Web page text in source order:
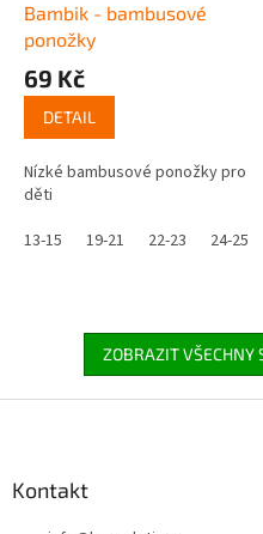
Bambik - bambusové
ponožky
69 Kč
DETAIL
Nízké bambusové ponožky pro
děti
13-15
19-21 22-23 24-25
ZOBRAZIT VŠECHNY
Kontakt